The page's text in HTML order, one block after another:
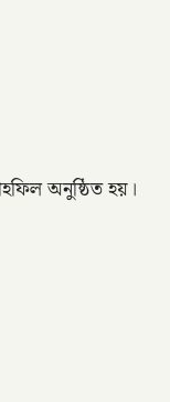
অনুষ্ঠিত হয়।